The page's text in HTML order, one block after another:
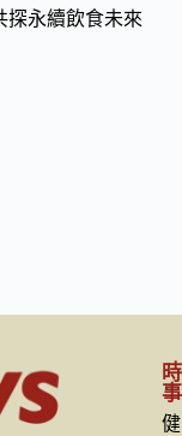
探永續飲食未來
時
事
健